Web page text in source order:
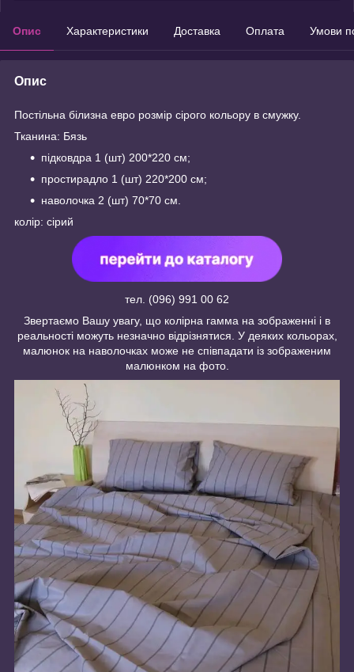
Опис Характеристики Доставка Оплата Умови
Опис
Постільна білизна евро розмір сірого кольору в смужку.
Тканина: Бязь
підковдра 1 (шт) 200*220 см;
простирадло 1 (шт) 220*200 см;
наволочка 2 (шт) 70*70 см.
колір: сірий
тел. (096) 991 00 62
Звертаємо Вашу увагу, що колірна гамма на зображенні і в
реальності можуть незначно відрізнятися. У деяких кольорах,
малюнок на наволочках може не співпадати із зображеним
малюнком на фото.